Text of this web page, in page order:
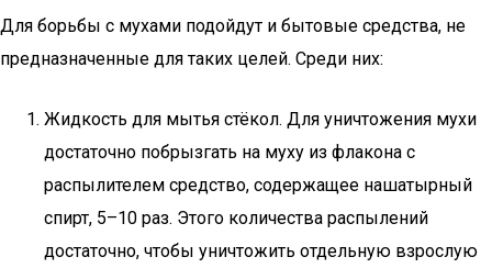
Для борьбы с мухами подойдут и бытовые средства, не
предназначенные для таких целей. Среди них:
Жидкость для мытья стёкол. Для уничтожения мухи
достаточно побрызгать на муху из флакона с
распылителем средство, содержащее нашатырный
спирт, 5–10 раз. Этого количества распылений
достаточно, чтобы уничтожить отдельную взрослую